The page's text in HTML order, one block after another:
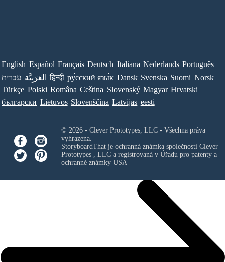
English Español Français Deutsch Italiana Nederlands Português
עברית العَرَبِيَّة हिन्दी ру́сский язы́к Dansk Svenska Suomi Norsk
Türkçe Polski Româna Ceština Slovenský Magyar Hrvatski
български Lietuvos Slovenščina Latvijas eesti
© 2026 - Clever Prototypes, LLC - Všechna práva
vyhrazena.
StoryboardThat je ochranná známka společnosti Clever
Prototypes , LLCa registrovaná v Úřadu pro patenty a
ochranné známky USA